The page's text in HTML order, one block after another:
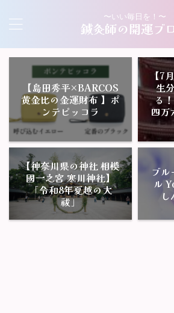
〜いい毎日を！〜
鍼灸師の開運ブ
【島田秀平×BARCOS
黄金比の金運財布 】ポ
ンテピッコラ
【7
生
る
四万
【神奈川県の神社 相模
國一之宮 寒川神社】
「令和8年夏越の大
祓」
ブル
ル
し